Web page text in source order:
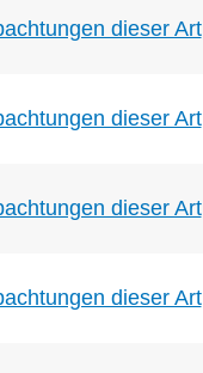
dieser Art
dieser Art
dieser Art
dieser Art